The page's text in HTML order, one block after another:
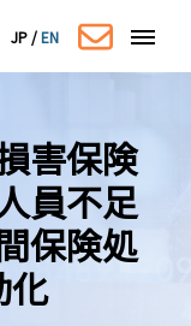
JP /EN
害保険
員不足
保険処
化